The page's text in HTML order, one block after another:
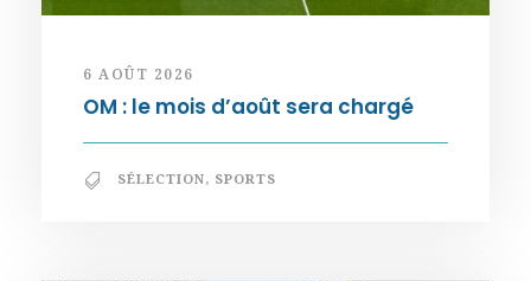
6 AOÛT 2026
OM : le mois d’août sera chargé
SÉLECTION, SPORTS